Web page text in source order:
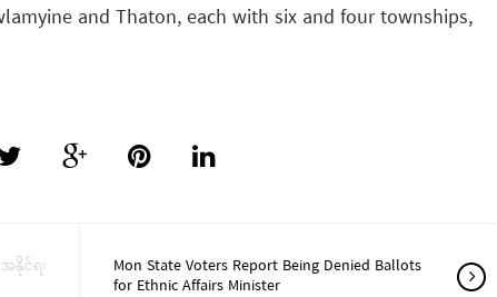
and Thaton, each with six and four townships,
င်ရ၊ Mon State Voters Report Being Denied Ballots
for Ethnic Affairs Minister